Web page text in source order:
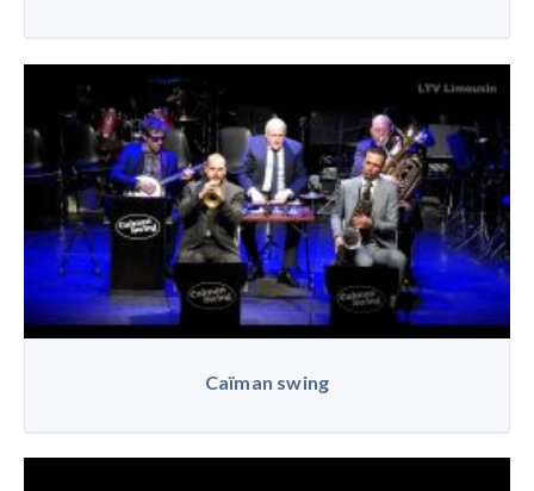
Caïman swing